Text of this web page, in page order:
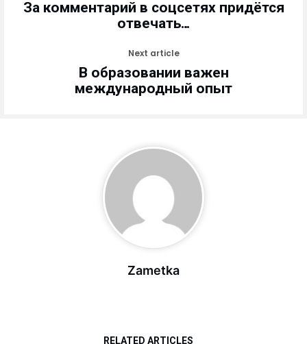
За комментарий в соцсетях придётся
отвечать…
Next article
В образовании важен
международный опыт
Zametka
RELATED ARTICLES